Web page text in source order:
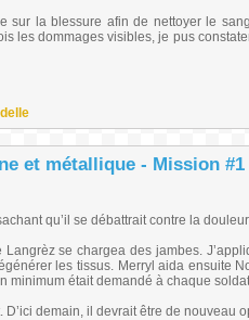
sur la blessure afin de nettoyer le
les dommages visibles, je pus
et métallique - Mission
qu’il se débattrait contre la
se chargea des jambes.
les tissus. Merryl aida ensuite
minimum était demandé à chaque
D’ici demain, il devrait être de nouveau